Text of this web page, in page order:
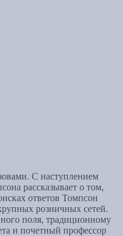
С наступлением
рассказывает о том,
ответов Томпсон
розничных сетей.
поля, традиционному
и почетный профессор